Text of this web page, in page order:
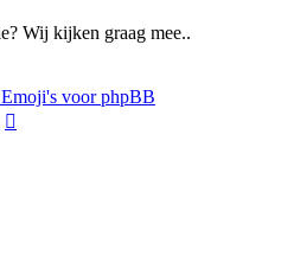
Wij kijken graag mee..
voor phpBB